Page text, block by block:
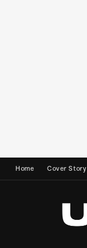
Home Cover Story